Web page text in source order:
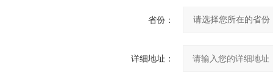
省份：
详细地址：